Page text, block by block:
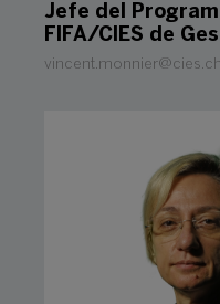
Jefe del
FIFA/CIES de
vincent.monnier@cies.ch